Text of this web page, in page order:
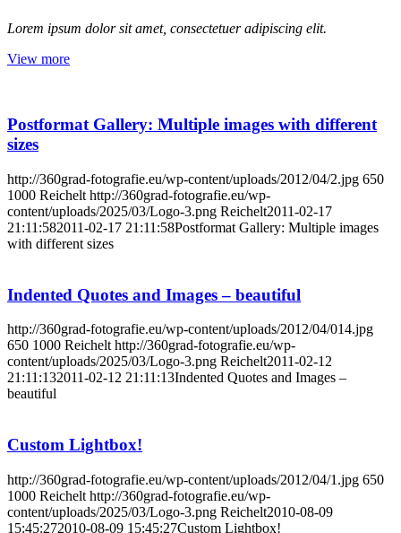
Lorem ipsum dolor sit amet, consectetuer adipiscing elit.
View more
Postformat Gallery: Multiple images with different
sizes
http://360grad-fotografie.eu/wp-content/uploads/2012/04/2.jpg 650
1000 Reichelt http://360grad-fotografie.eu/wp-
content/uploads/2025/03/Logo-3.png Reichelt2011-02-17
21:11:582011-02-17 21:11:58Postformat Gallery: Multiple images
with different sizes
Indented Quotes and Images – beautiful
http://360grad-fotografie.eu/wp-content/uploads/2012/04/014.jpg
650 1000 Reichelt http://360grad-fotografie.eu/wp-
content/uploads/2025/03/Logo-3.png Reichelt2011-02-12
21:11:132011-02-12 21:11:13Indented Quotes and Images –
beautiful
Custom Lightbox!
http://360grad-fotografie.eu/wp-content/uploads/2012/04/1.jpg 650
1000 Reichelt http://360grad-fotografie.eu/wp-
content/uploads/2025/03/Logo-3.png Reichelt2010-08-09
15:45:272010-08-09 15:45:27Custom Lightbox!